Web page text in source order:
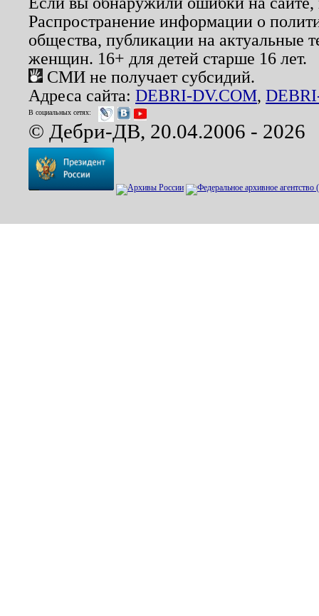
Распространение информации о
общества, публикации на актуальные
женщин. 16+ для детей старше 16 лет.
СМИ не получает субсидий.
Адреса сайта: DEBRI-DV.COM,
В социальных сетях:
© Дебри-ДВ, 20.04.2006 - 2026